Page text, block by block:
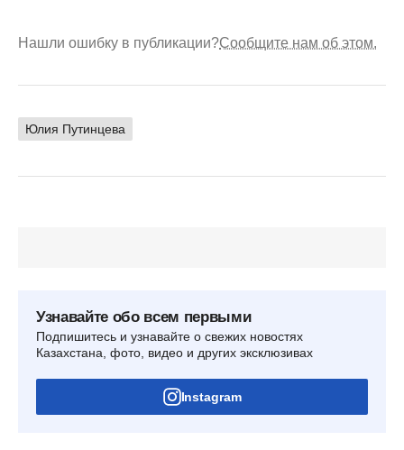
Нашли ошибку в публикации?Сообщите нам об этом.
Юлия Путинцева
Узнавайте обо всем первыми
Подпишитесь и узнавайте о свежих новостях
Казахстана, фото, видео и других эксклюзивах
Instagram